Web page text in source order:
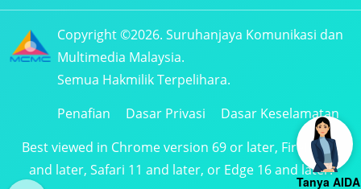
Copyright ©2026. Suruhanjaya Komunikasi dan
Multimedia Malaysia.
Semua Hakmilik Terpelihara.
Penafian
Dasar Privasi
Dasar Keselamatan
Best viewed in Chrome version 69 or later, Firefox 61
and later, Safari 11 and later, or Edge 16 and later.